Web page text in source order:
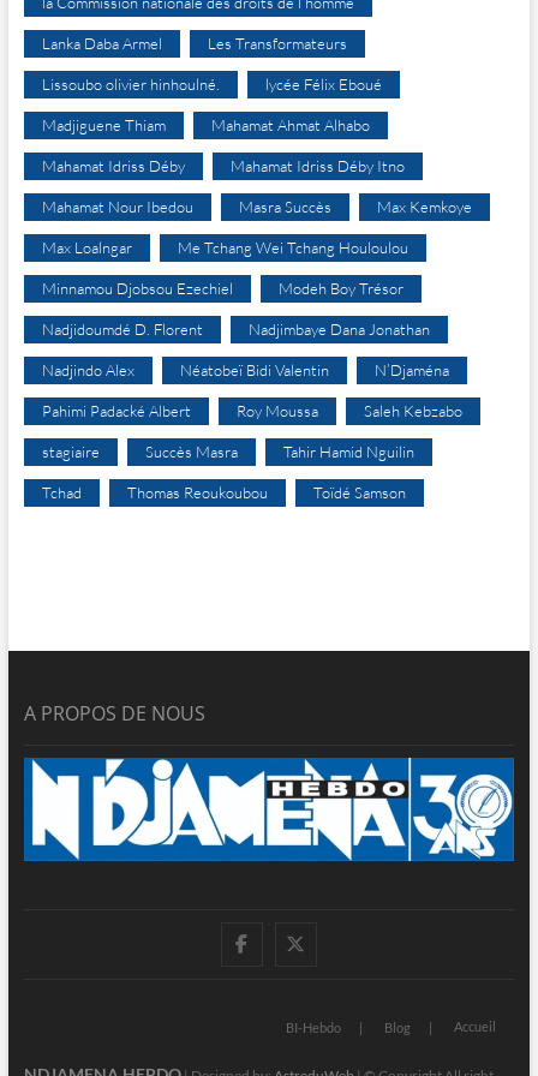
Lanka Daba Armel Les Transformateurs
Lissoubo olivier hinhoulné. lycée Félix Eboué
Madjiguene Thiam Mahamat Ahmat Alhabo
Mahamat Idriss Déby Mahamat Idriss Déby Itno
Mahamat Nour Ibedou Masra Succès Max Kemkoye
Max Loalngar Me Tchang Wei Tchang Houloulou
Minnamou Djobsou Ezechiel Modeh Boy Trésor
Nadjidoumdé D. Florent Nadjimbaye Dana Jonathan
Nadjindo Alex Néatobeï Bidi Valentin N’Djaména
Pahimi Padacké Albert Roy Moussa Saleh Kebzabo
stagiaire Succès Masra Tahir Hamid Nguilin
Tchad Thomas Reoukoubou Toïdé Samson
A PROPOS DE NOUS
facebook
BI-Hebdo Blog Accueil